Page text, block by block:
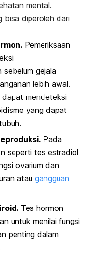
mental.
bisa diperoleh dari
Pemeriksaan
gejala
lebih awal.
mendeteksi
yang dapat
Pada
seperti tes estradiol
ovarium dan
atau gangguan
Tes hormon
untuk menilai fungsi
penting dalam